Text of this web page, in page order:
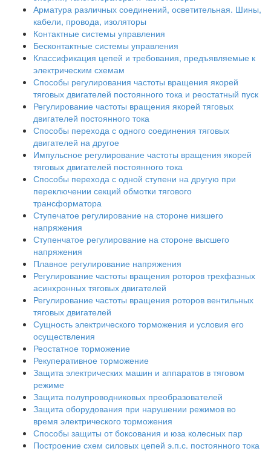
Арматура различных соединений, осветительная. Шины,
кабели, провода, изоляторы
Контактные системы управления
Бесконтактные системы управления
Классификация цепей и требования, предъявляемые к
электрическим схемам
Способы регулирования частоты вращения якорей
тяговых двигателей постоянного тока и реостатный пуск
Регулирование частоты вращения якорей тяговых
двигателей постоянного тока
Способы перехода с одного соединения тяговых
двигателей на другое
Импульсное регулирование частоты вращения якорей
тяговых двигателей постоянного тока
Способы перехода с одной ступени на другую при
переключении секций обмотки тягового
трансформатора
Ступечатое регулирование на стороне низшего
напряжения
Ступенчатое регулирование на стороне высшего
напряжения
Плавное регулирование напряжения
Регулирование частоты вращения роторов трехфазных
асинхронных тяговых двигателей
Регулирование частоты вращения роторов вентильных
тяговых двигателей
Сущность электрического торможения и условия его
осуществления
Реостатное торможение
Рекуперативное торможение
Защита электрических машин и аппаратов в тяговом
режиме
Защита полупроводниковых преобразователей
Защита оборудования при нарушении режимов во
время электрического торможения
Способы защиты от боксования и юза колесных пар
Построение схем силовых цепей э.п.с. постоянного тока